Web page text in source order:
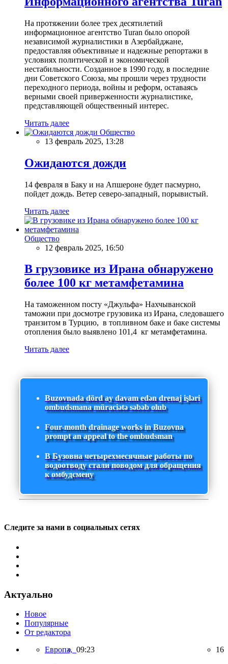
На протяжении более трех десятилетий
информационное агентство Turan было опорой
независимой журналистики в Азербайджане,
предоставляя объективные и надежные репортажи в
условиях политической и экономической
нестабильности. Созданное в 1990 году, в последние
дни Советского Союза, мы прошли через трудности
переходного периода, войны и реформ, оставаясь
верными своей приверженности журналистике,
представляющей общественный интерес.
Читать далее
Общество
13 февраль 2025, 13:28
Ожидаются дожди
14 февраля в Баку и на Апшероне будет пасмурно,
пойдет дождь. Ветер северо-западный, порывистый.
Читать далее
Общество
12 февраль 2025, 16:50
В грузовике из Ирана обнаружено
более 100 кг метамфетамина
На таможенном посту «Джульфа» Нахчыванской
таможни при досмотре грузовика из Ирана, следовашего
транзитом в Турцию, в топливном баке и баке системы
отопления было выявлено 101,4 кг метамфетамина.
Читать далее
Buzovnada dörd ay davam edən drenaj işləri
ombudsmana müraciətə səbəb olub
Four-month drainage works in Buzovna
prompt an appeal to the ombudsman
В Бузовна четырехмесячные работы по
водоотводу стали поводом для обращения
к омбудсмену
Следите за нами в социальных сетях
Актуально
Новое
Популярные
От редактора
Европа, 09:23 16